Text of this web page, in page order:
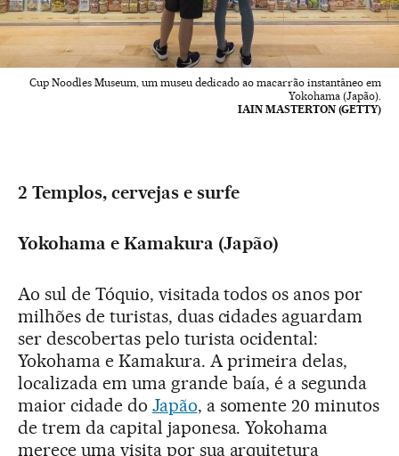
Cup Noodles Museum, um museu dedicado ao macarrão instantâneo em
Yokohama (Japão).
IAIN MASTERTON (GETTY)
2 Templos, cervejas e surfe
Yokohama e Kamakura (Japão)
Ao sul de Tóquio, visitada todos os anos por
milhões de turistas, duas cidades aguardam
ser descobertas pelo turista ocidental:
Yokohama e Kamakura. A primeira delas,
localizada em uma grande baía, é a segunda
maior cidade do Japão, a somente 20 minutos
de trem da capital japonesa. Yokohama
merece uma visita por sua arquitetura